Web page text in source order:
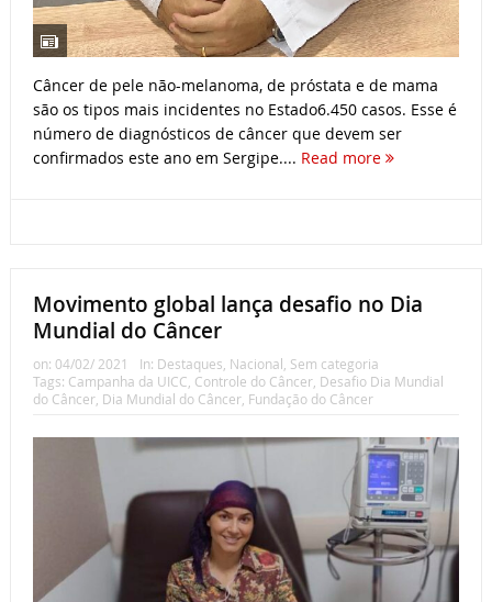
Câncer de pele não-melanoma, de próstata e de mama
são os tipos mais incidentes no Estado​6.450 casos. Esse é
número de diagnósticos de câncer que devem ser
confirmados este ano em Sergipe.... Read more
Movimento global lança desafio no Dia
Mundial do Câncer
on: 04/02/ 2021 In: Destaques, Nacional, Sem categoria
Tags: Campanha da UICC, Controle do Câncer, Desafio Dia Mundial
do Câncer, Dia Mundial do Câncer, Fundação do Câncer